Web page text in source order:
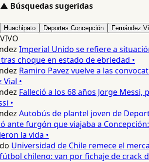
▲ Búsquedas sugeridas
Huachipato Deportes Concepción Fernández
VIVO
Imperial Unido se refiere a
choque en estado de ebriedad •
Ramiro Pavez vuelve a las
•
Falleció a los 68 años Jorge Messi,
•
Autobús de plantel joven de
ante furgón que viajaba a
la vida •
Universidad de Chile remece el
chileno: van por fichaje de crack